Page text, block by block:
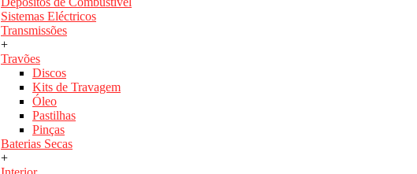
Sistemas Eléctricos
Transmissões
+
Travões
Discos
Kits de Travagem
Óleo
Pastilhas
Pinças
Baterias Secas
+